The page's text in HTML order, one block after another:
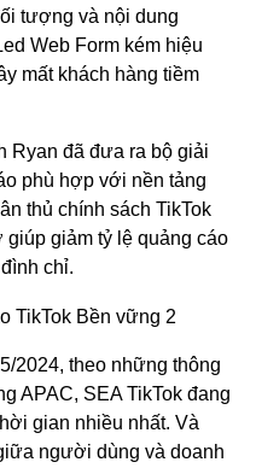
tượng và nội dung
Web Form kém hiệu
mất khách hàng tiềm
Ryan đã đưa ra bộ giải
phù hợp với nền tảng
thủ chính sách TikTok
giảm tỷ lệ quảng cáo
chỉ.
2024, theo những thông
APAC, SEA TikTok đang
gian nhiều nhất. Và
người dùng và doanh